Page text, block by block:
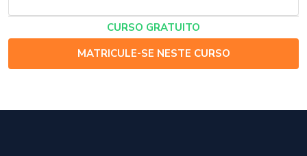
CURSO GRATUITO
MATRICULE-SE NESTE CURSO